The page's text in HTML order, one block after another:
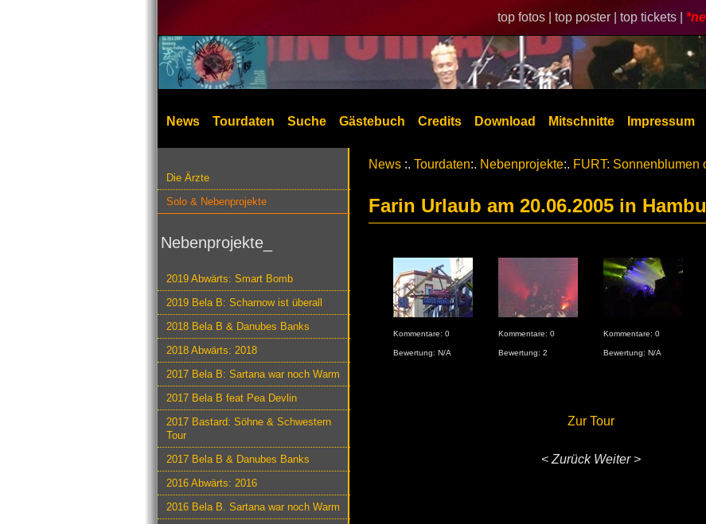
top fotos | top poster | top tickets |
News Tourdaten Suche Gästebuch Credits Download Mitschnitte Impressum
Die Ärzte
Solo & Nebenprojekte
Nebenprojekte_
2019 Abwärts: Smart Bomb
2019 Bela B: Scharnow ist überall
2018 Bela B & Danubes Banks
2018 Abwärts: 2018
2017 Bela B: Sartana war noch Warm
2017 Bela B feat Pea Devlin
2017 Bastard: Söhne & Schwestern
Tour
2017 Bela B & Danubes Banks
2016 Abwärts: 2016
2016 Bela B. Sartana war noch Warm
News :. Tourdaten:. Nebenprojekte:. FURT: Sonnenblumen
Farin Urlaub am 20.06.2005 in
Kommentare: 0
Bewertung: N/A
Kommentare: 0
Bewertung: 2
Kommentare: 0
Bewertung: N/A
Zur Tour
< Zurück Weiter >